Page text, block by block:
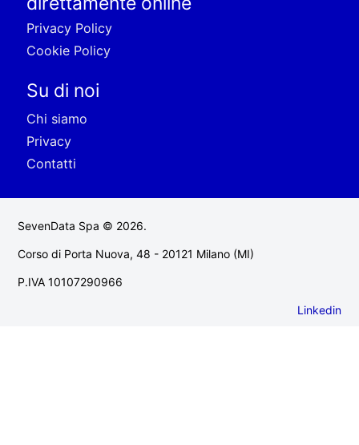
Privacy Policy
Cookie Policy
Su di noi
Chi siamo
Privacy
Contatti
SevenData Spa © 2026.
Corso di Porta Nuova, 48 - 20121 Milano (MI)
P.IVA 10107290966
Linkedin